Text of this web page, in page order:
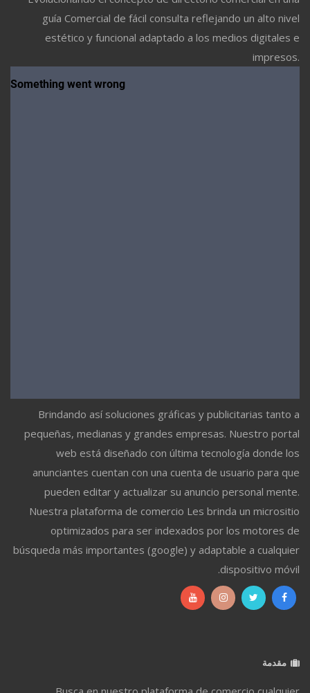
guía Comercial de fácil consulta reflejando un alto nivel
estético y funcional adaptado a los medios digitales e
impresos.
Brindando así soluciones gráficas y publicitarias tanto a
pequeñas, medianas y grandes empresas. Nuestro portal
web está diseñado con última tecnología donde los
anunciantes cuentan con una cuenta de usuario para que
pueden editar y actualizar su anuncio personal mente.
Nuestra plataforma de comercio Les brinda un micrositio
optimizados para ser indexados por los motores de
búsqueda más importantes (google) y adaptable a cualquier
dispositivo móvil.
مقدمة